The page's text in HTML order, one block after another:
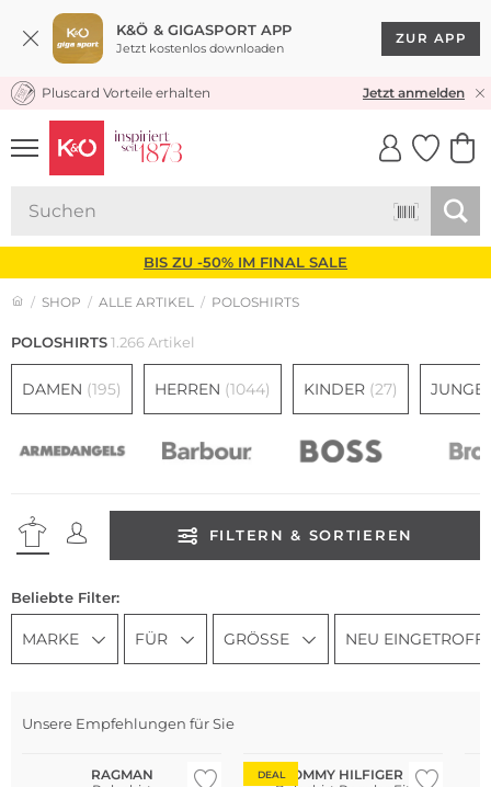
K&Ö & GIGASPORT APP
Jetzt kostenlos downloaden
ZUR APP
★★★★★ 4,8 / 5,0 STERNE
Pluscard Vorteile erhalten Jetzt anmelden
UNSERE APP
CLICK &
BIS ZU -50% IM FINAL SALE
SHOP ALLE ARTIKEL POLOSHIRTS
POLOSHIRTS1.266 Artikel
DAMEN (195) HERREN (1044) KINDER (27)
FILTERN & SORTIEREN
Beliebte Filter:
MARKE FÜR GRÖSSE NEU
Unsere Empfehlungen für Sie
Große Größen
RAGMAN
DEALTOMMY HILFIGER